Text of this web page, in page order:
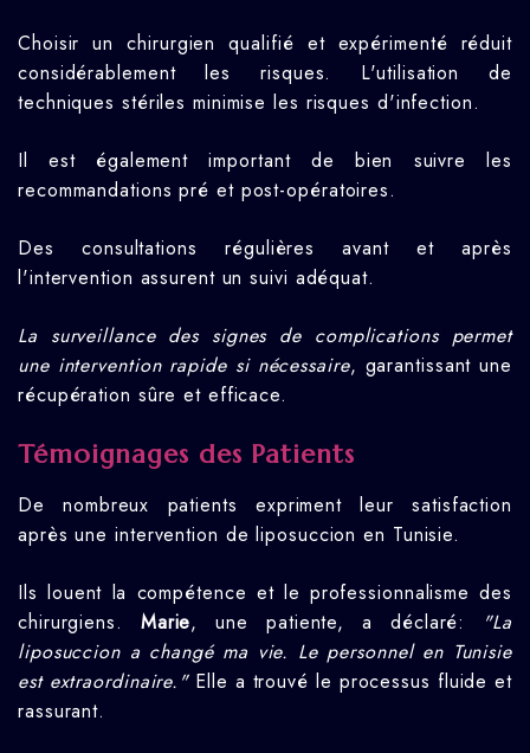
Choisir un chirurgien qualifié et expérimenté réduit
considérablement les risques. L'utilisation de
techniques stériles minimise les risques d'infection.
Il est également important de bien suivre les
recommandations pré et post-opératoires.
Des consultations régulières avant et après
l'intervention assurent un suivi adéquat.
La surveillance des signes de complications permet
une intervention rapide si nécessaire, garantissant une
récupération sûre et efficace.
Témoignages des Patients
De nombreux patients expriment leur satisfaction
après une intervention de liposuccion en Tunisie.
Ils louent la compétence et le professionnalisme des
chirurgiens. Marie, une patiente, a déclaré:
"La
liposuccion a changé ma vie. Le personnel en Tunisie
est extraordinaire."Elle a trouvé le processus fluide et
rassurant.